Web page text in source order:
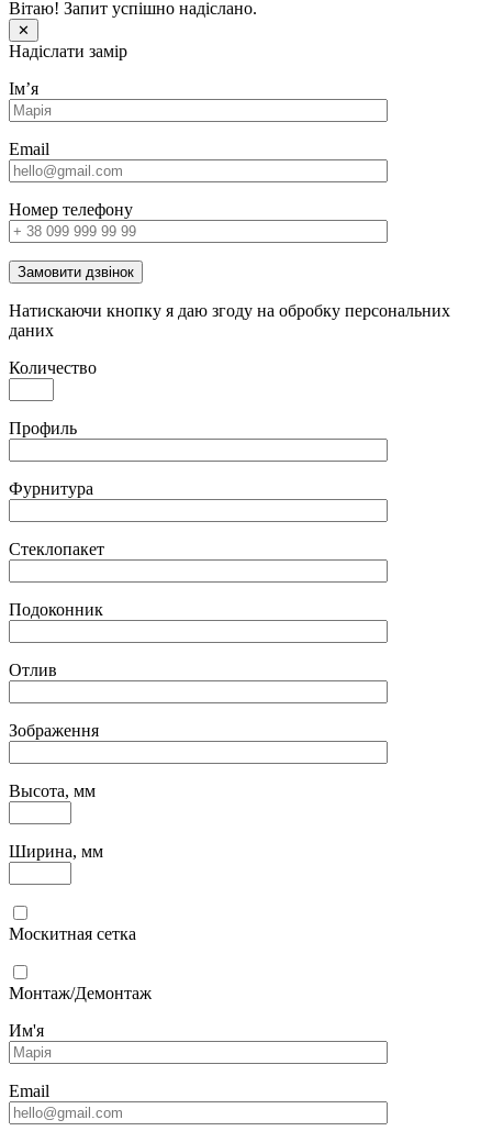
Вітаю! Запит успішно надіслано.
✕
Надіслати замір
Імʼя
Email
Номер телефону
Замовити дзвінок
Натискаючи кнопку я даю згоду на обробку персональних
даних
Количество
Профиль
Фурнитура
Стеклопакет
Подоконник
Отлив
Зображення
Высота, мм
Ширина, мм
Москитная сетка
Монтаж/Демонтаж
Им'я
Email